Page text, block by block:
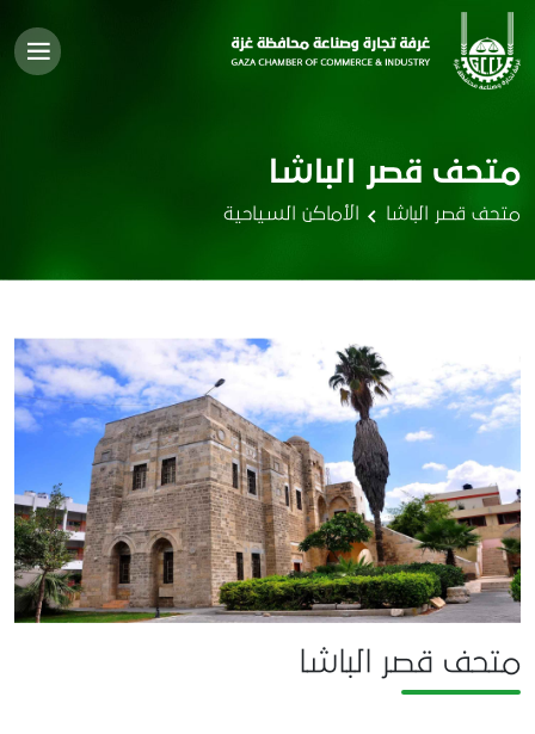
متحف قصر الباشا
متحف قصر الباشا الأماكن السياحية
متحف قصر الباشا